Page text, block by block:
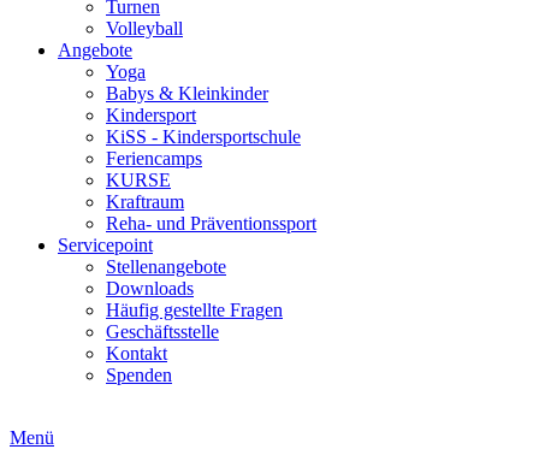
Turnen
Volleyball
Angebote
Yoga
Babys & Kleinkinder
Kindersport
KiSS - Kindersportschule
Feriencamps
KURSE
Kraftraum
Reha- und Präventionssport
Servicepoint
Stellenangebote
Downloads
Häufig gestellte Fragen
Geschäftsstelle
Kontakt
Spenden
Menü